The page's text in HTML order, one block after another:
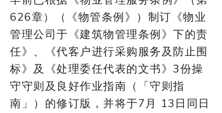
626章）（《物管条例》）制订《物业
管理公司于《建筑物管理条例》下的责
任》、《代客户进行采购服务及防止围
标》及《处理委任代表的文书》3份操
守守则及良好作业指南（「守则指
南」）的修订版，并将于7月 13日同日